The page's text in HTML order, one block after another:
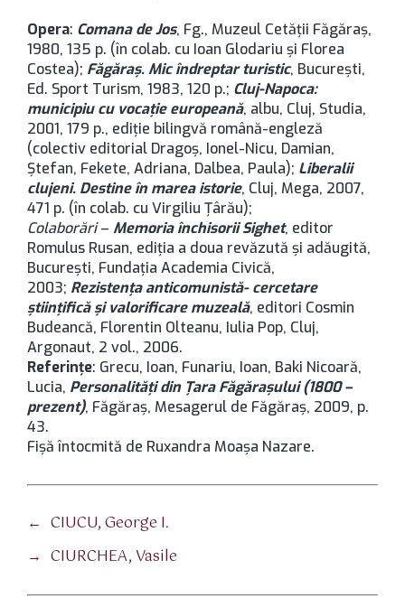
Opera: Comana de Jos, Fg., Muzeul Cetății Făgăraș,
1980, 135 p. (în colab. cu Ioan Glodariu și Florea
Costea); Făgăraș. Mic îndreptar turistic, București,
Ed. Sport Turism, 1983, 120 p.; Cluj-Napoca:
municipiu cu vocație europeană, albu, Cluj, Studia,
2001, 179 p., ediție bilingvă română-engleză
(colectiv editorial Dragoș, Ionel-Nicu, Damian,
Ștefan, Fekete, Adriana, Dalbea, Paula); Liberalii
clujeni. Destine în marea istorie, Cluj, Mega, 2007,
471 p. (în colab. cu Virgiliu Țârău);
Colaborări– Memoria închisorii Sighet, editor
Romulus Rusan, ediția a doua revăzută și adăugită,
București, Fundația Academia Civică,
2003; Rezistența anticomunistă- cercetare
științifică și valorificare muzeală, editori Cosmin
Budeancă, Florentin Olteanu, Iulia Pop, Cluj,
Argonaut, 2 vol., 2006.
Referințe: Grecu, Ioan, Funariu, Ioan, Baki Nicoară,
Lucia, Personalități din Țara Făgărașului (1800 –
prezent), Făgăraș, Mesagerul de Făgăraș, 2009, p.
43.
Fișă întocmită de Ruxandra Moașa Nazare.
← CIUCU, George I.
→ CIURCHEA, Vasile